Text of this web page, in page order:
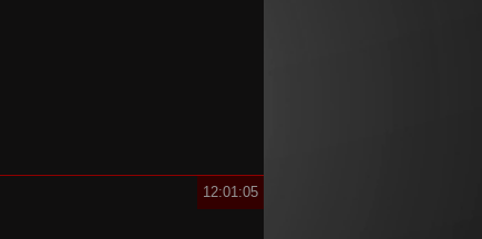
12:01:06